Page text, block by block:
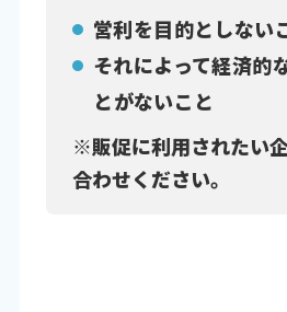
営利を目的としない
それによって経済的
とがないこと
※販促に利用されたい
合わせください。